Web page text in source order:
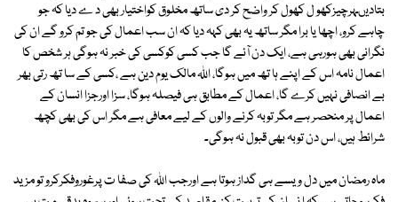
بتادیںہرچیزکھو ل کھول کر واضح کر دی ساتھ مخلوق کواختیار بھی د ے دیا کہ جو
چاہے کرو، اچھا یا برا مگر ساتھ یہ بھی کہہ دیا کہ ان سب اعمال کی جو تم کرو گے ان کی
نگرانی بھی ہورہی ہے، ایک دن آئے گا جب کسی کوکسی کی خبر نہ ہوگی ہر شخص کا
اعمال نامہ اس کے اپنے ہا تھ میں ہوگا، اللہ مالک یوم دین ہے ،کسی کے سا تھ رتی بھر
بے انصافی نہیں کرے گا، اعمال کے مطابق ہی فیصلہ ہوگا، سزا اورجزا انسان کے
اعمال پر منحصر ہے مگر توبہ کرنے والوں کے لیے معافی ہے مگر اس کی بھی کچھ
شرائط ہیں، اس دن توبہ بھی قبول نہ ہوگی۔
ماہ رمضان میں دل ویسے ہی گداز ہوتا ہے اورجب اللہ کی صفا ت پرغوروفکرکرو تو مزید